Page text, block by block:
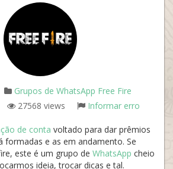
Grupos de WhatsApp Free Fire
27568 views Informar erro
de conta voltado para dar prêmios
formadas e as em andamento. Se
este é um grupo de WhatsApp cheio
ideia, trocar dicas e tal.